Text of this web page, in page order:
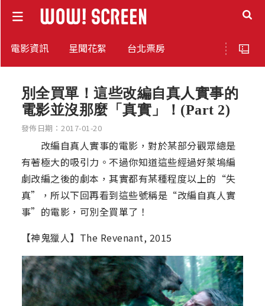
電影資訊 星聞花絮 台北票房
別全買單！這些改編自真人實事的
電影並沒那麼「真實」！(Part 2)
發佈日期：2017-01-20
改編自真人實事的電影，對於某部分觀眾總是
有著極大的吸引力。不過你知道這些經過好萊塢編
劇改編之後的劇本，其實都有某種程度以上的“失
真”，所以下回再看到這些號稱是“改編自真人實
事”的電影，可別全買單了！
【神鬼獵人】The Revenant, 2015